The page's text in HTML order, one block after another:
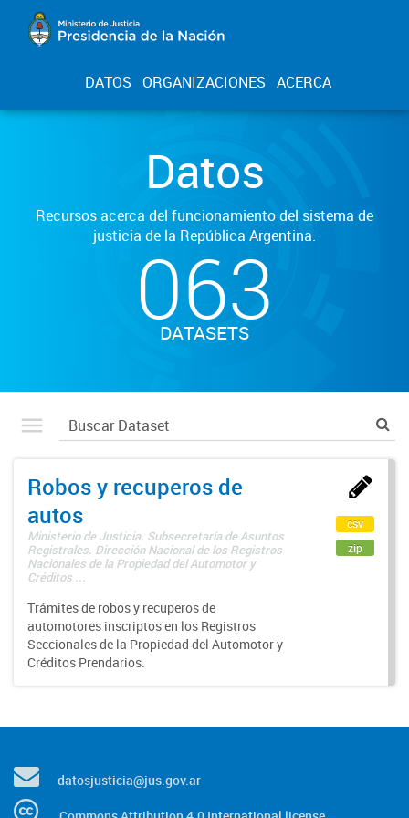
DATOS ORGANIZACIONES ACERCA
Datos
Recursos acerca del funcionamiento del sistema de
justicia de la República Argentina.
063
DATASETS
Robos y recuperos de
autos
Ministerio de Justicia. Subsecretaría de Asuntos
Registrales. Dirección Nacional de los Registros
Nacionales de la Propiedad del Automotor y
Créditos ...
Trámites de robos y recuperos de
automotores inscriptos en los Registros
Seccionales de la Propiedad del Automotor y
Créditos Prendarios.
csv
zip
datosjusticia@jus.gov.ar